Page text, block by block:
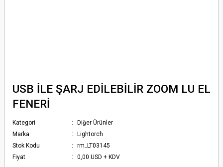
USB İLE ŞARJ EDİLEBİLİR ZOOM LU EL
FENERİ
Kategori
Diğer Ürünler
Marka
Lightorch
Stok Kodu
rm_LT03145
Fiyat
0,00 USD + KDV